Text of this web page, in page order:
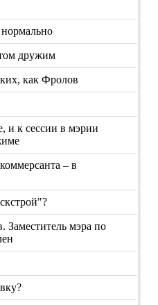
нормально
дружим
как Фролов
и к сессии в мэрии
– в
Заместитель мэра по